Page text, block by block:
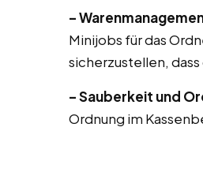
–
Minijobs für das
sicherzustellen,
– Sauberkeit und
Ordnung im